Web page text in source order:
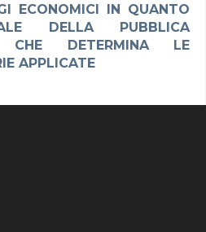
ECONOMICI IN QUANTO
DELLA PUBBLICA
CHE DETERMINA LE
APPLICATE